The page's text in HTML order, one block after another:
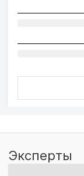
Эксперты